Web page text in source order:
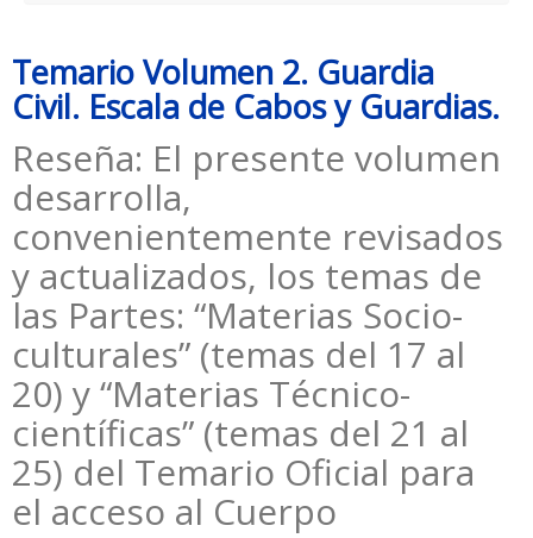
Temario Volumen 2. Guardia
Civil. Escala de Cabos y Guardias.
Reseña: El presente volumen
desarrolla,
convenientemente revisados
y actualizados, los temas de
las Partes: “Materias Socio-
culturales” (temas del 17 al
20) y “Materias Técnico-
científicas” (temas del 21 al
25) del Temario Oficial para
el acceso al Cuerpo